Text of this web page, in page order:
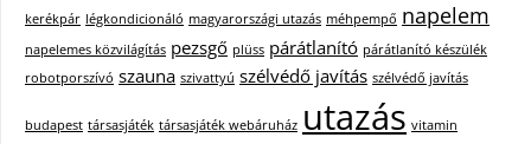
kerékpár légkondicionáló magyarországi utazás méhpempő napelem
napelemes közvilágítás pezsgő plüss párátlanító párátlanító készülék
robotporszívó szauna szivattyú szélvédő javítás szélvédő javítás
budapest társasjáték társasjáték webáruház utazás vitamin